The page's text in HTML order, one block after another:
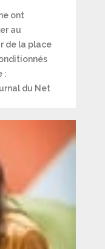
ont
au
de la place
:
du Net